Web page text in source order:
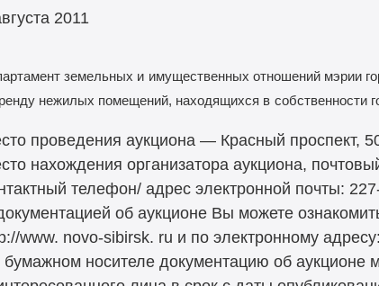
2011
земельных и имущественных отношений мэрии
нежилых помещений, находящихся в собственности
проведения аукциона — Красный проспект,
нахождения организатора аукциона,
телефон/ адрес электронной почты:
об аукционе Вы можете
www. novo-sibirsk. ru и по электронному
носителе документацию об аукционе